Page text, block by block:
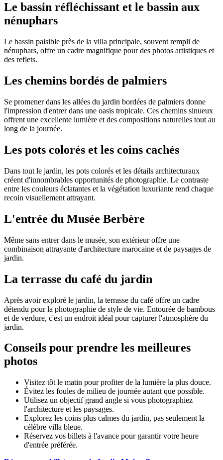
Le bassin réfléchissant et le bassin aux
nénuphars
Le bassin paisible près de la villa principale, souvent rempli de
nénuphars, offre un cadre magnifique pour des photos artistiques et
des reflets.
Les chemins bordés de palmiers
Se promener dans les allées du jardin bordées de palmiers donne
l'impression d'entrer dans une oasis tropicale. Ces chemins sinueux
offrent une excellente lumière et des compositions naturelles tout au
long de la journée.
Les pots colorés et les coins cachés
Dans tout le jardin, les pots colorés et les détails architecturaux
créent d'innombrables opportunités de photographie. Le contraste
entre les couleurs éclatantes et la végétation luxuriante rend chaque
recoin visuellement attrayant.
L'entrée du Musée Berbère
Même sans entrer dans le musée, son extérieur offre une
combinaison attrayante d'architecture marocaine et de paysages de
jardin.
La terrasse du café du jardin
Après avoir exploré le jardin, la terrasse du café offre un cadre
détendu pour la photographie de style de vie. Entourée de bambous
et de verdure, c'est un endroit idéal pour capturer l'atmosphère du
jardin.
Conseils pour prendre les meilleures
photos
Visitez tôt le matin pour profiter de la lumière la plus douce.
Évitez les foules de milieu de journée autant que possible.
Utilisez un objectif grand angle si vous photographiez
l'architecture et les paysages.
Explorez les coins plus calmes du jardin, pas seulement la
célèbre villa bleue.
Réservez vos billets à l'avance pour garantir votre heure
d'entrée préférée.